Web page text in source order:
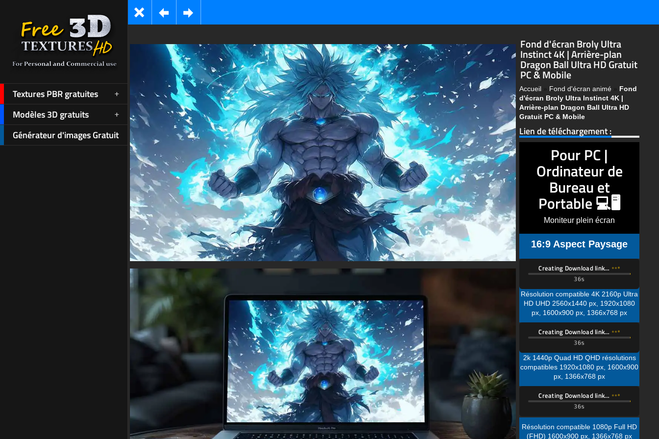
Textures PBR gratuites
Modèles 3D gratuits
Générateur d'images Gratuit
Fond d'écran Broly Ultra
Instinct 4K | Arrière-plan
Dragon Ball Ultra HD Gratuit
PC & Mobile
Accueil » Fond d'écran animé » Fond
d'écran Broly Ultra Instinct 4K |
Arrière-plan Dragon Ball Ultra HD
Gratuit PC & Mobile
Lien de téléchargement :
Pour PC |
Ordinateur de
Bureau et
Portable 💻🖥️
Moniteur plein écran
16:9 Aspect Paysage
Creating Download link…
HD UHD 2560x1440 px, 1920x1080
px, 1600x900 px, 1366x768 px
Creating Download link…
2k 1440p Quad HD QHD résolutions
px, 1366x768 px
Creating Download link…
Résolution compatible 1080p Full HD
(FHD) 1600x900 px, 1366x768 px
Pour Téléphone